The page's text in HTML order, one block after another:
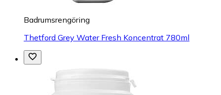
Badrumsrengöring
Thetford Grey Water Fresh Koncentrat 780ml